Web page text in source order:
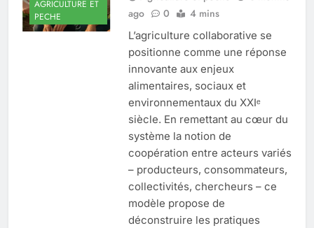
AGRICULTURE ET
PECHE
ago
0 4 mins
L’agriculture collaborative se
positionne comme une réponse
innovante aux enjeux
alimentaires, sociaux et
environnementaux du XXIᵉ
siècle. En remettant au cœur du
système la notion de
coopération entre acteurs variés
– producteurs, consommateurs,
collectivités, chercheurs – ce
modèle propose de
déconstruire les pratiques